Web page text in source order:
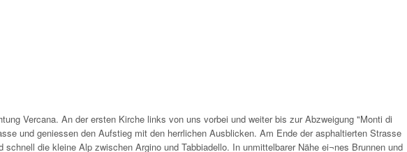
Vercana. An der ersten Kirche links von uns vorbei und weiter bis zur Abzweigung "Monti di
und geniessen den Aufstieg mit den herrlichen Ausblicken. Am Ende der asphaltierten Strasse
schnell die kleine Alp zwischen Argino und Tabbiadello. In unmittelbarer Nähe ei¬nes Brunnen und